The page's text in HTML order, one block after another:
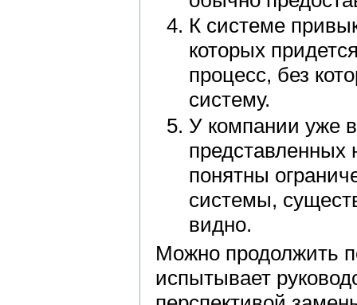
К системе
которых
процесс, без
систему.
У компании уже
представленных
понятны
системы,
видно.
Можно продолжить
испытывает